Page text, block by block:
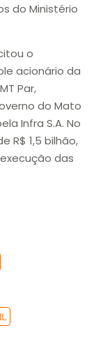
do Ministério
o
acionário da
Par,
do Mato
Infra S.A. No
R$ 1,5 bilhão,
das